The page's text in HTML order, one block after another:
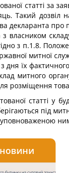
статті за
Такий дозвіл
декларанта про
власником
з п.1.8.
митної
дня їх
митного
розміщення
статті у
під